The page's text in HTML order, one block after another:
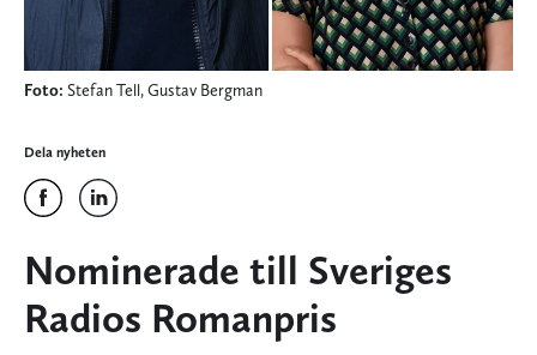
Foto: Stefan Tell, Gustav Bergman
Dela nyheten
Nominerade till Sveriges
Radios Romanpris